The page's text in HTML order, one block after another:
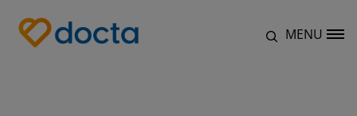
Site Logo MENU
Natrag na Početna